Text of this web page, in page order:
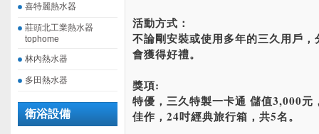
喜特麗熱水器
莊頭北工業熱水器
tophome
林內熱水器
多田熱水器
衛浴設備
活動方式：
不論剛安裝或使用多年的三久用戶
會獲得好禮。
獎項:
特優，三久特製一卡通 儲值3,000元
佳作，24吋經典旅行箱，共5名。